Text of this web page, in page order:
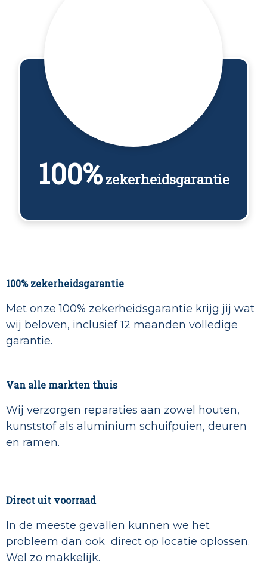
100%zekerheidsgarantie
100% zekerheidsgarantie
Met onze 100% zekerheidsgarantie krijg jij wat
wij beloven, inclusief 12 maanden volledige
garantie.
Van alle markten thuis
Wij verzorgen reparaties aan zowel houten,
kunststof als aluminium schuifpuien, deuren
en ramen.
Direct uit voorraad
In de meeste gevallen kunnen we het
probleem dan ook direct op locatie oplossen.
Wel zo makkelijk.